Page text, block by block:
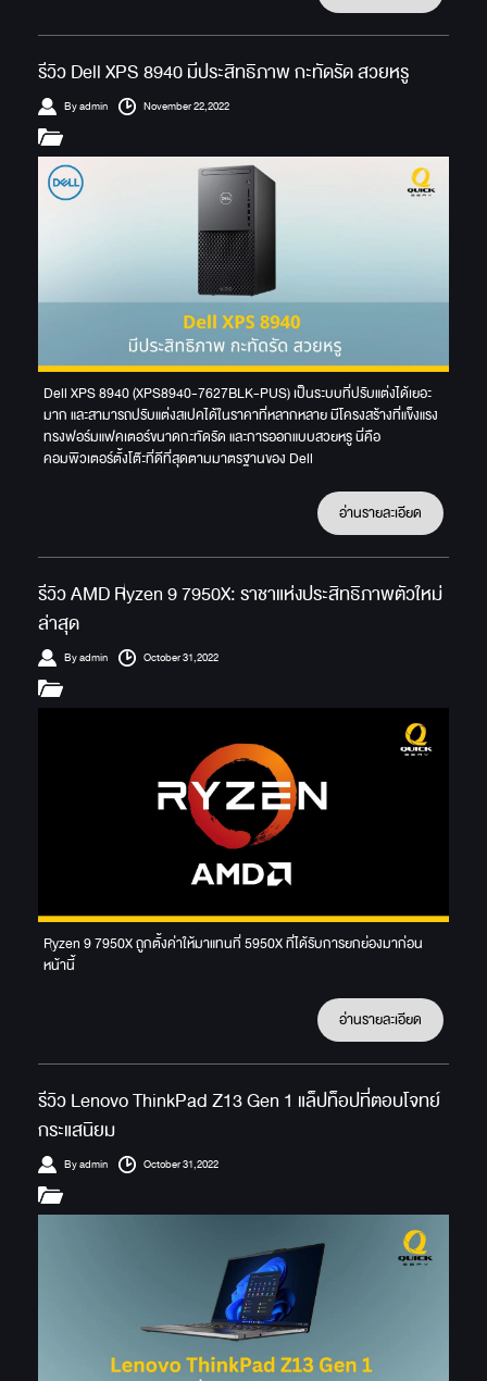
รีวิว Dell XPS 8940 มีประสิทธิภาพ กะทัดรัด สวยหรู
By admin November 22,2022
Dell XPS 8940 (XPS8940-7627BLK-PUS) เป็นระบบที่ปรับแต่งได้เยอะ
มาก และสามารถปรับแต่งสเปคได้ในราคาที่หลากหลาย มีโครงสร้างที่แข็งแรง
ทรงฟอร์มแฟคเตอร์ขนาดกะทัดรัด และการออกแบบสวยหรู นี่คือ
คอมพิวเตอร์ตั้งโต๊ะที่ดีที่สุดตามมาตรฐานของ Dell
อ่านรายละเอียด
รีวิว AMD Ryzen 9 7950X: ราชาแห่งประสิทธิภาพตัวใหม่
ล่าสุด
By admin October 31,2022
Ryzen 9 7950X ถูกตั้งค่าให้มาแทนที่ 5950X ที่ได้รับการยกย่องมาก่อน
หน้านี้
อ่านรายละเอียด
รีวิว Lenovo ThinkPad Z13 Gen 1 แล็ปท็อปที่ตอบโจทย์
กระแสนิยม
By admin October 31,2022